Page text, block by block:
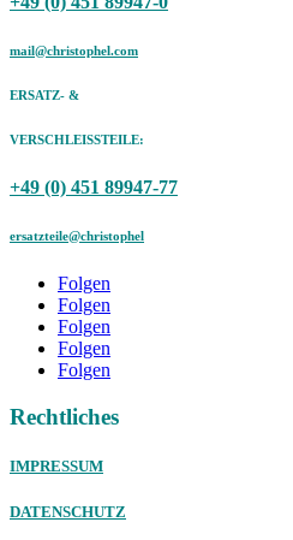
mail@christophel.com
ERSATZ- &
VERSCHLEISSTEILE:
+49 (0) 451 89947-77
ersatzteile@christophel
Folgen
Folgen
Folgen
Folgen
Folgen
Rechtliches
IMPRESSUM
DATENSCHUTZ